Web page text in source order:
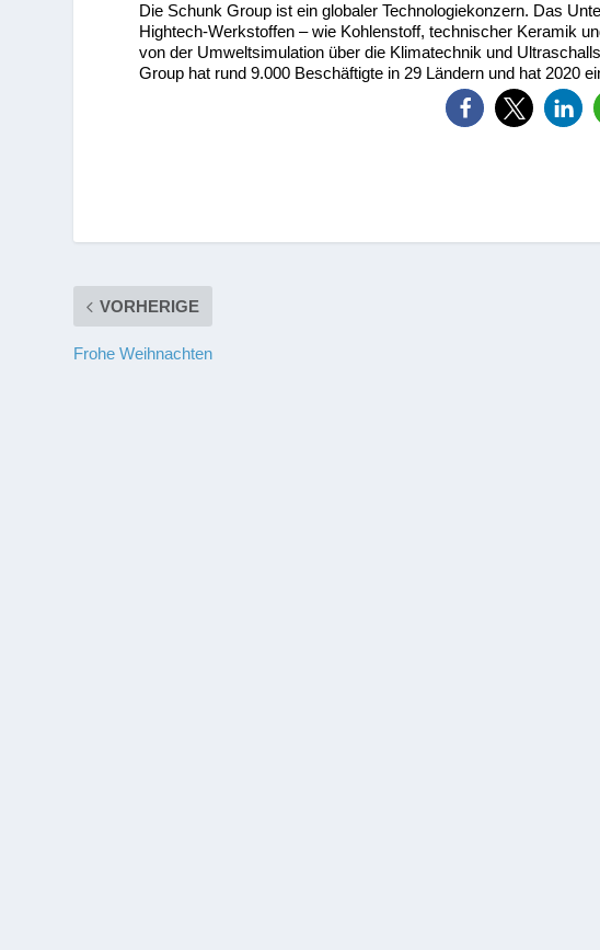
Die Schunk Group ist ein globaler Technologiekonzern. Das
Hightech-Werkstoffen – wie Kohlenstoff, technischer Keramik
von der Umweltsimulation über die Klimatechnik und
Group hat rund 9.000 Beschäftigte in 29 Ländern und hat 2020
VORHERIGE
Frohe Weihnachten